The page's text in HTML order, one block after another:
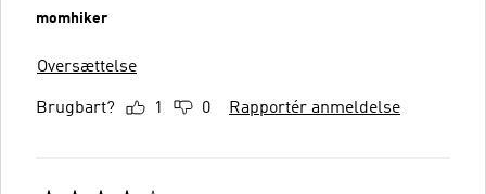
momhiker
Oversættelse
Brugbart? 1 0 Rapportér anmeldelse